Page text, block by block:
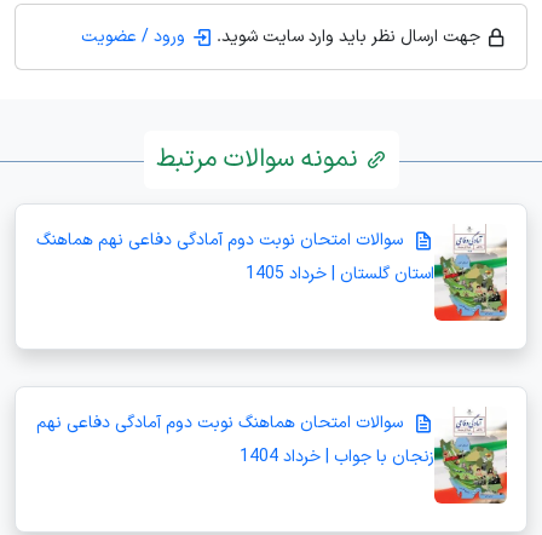
جهت ارسال نظر باید وارد سایت شوید. ورود / عضویت
نمونه سوالات مرتبط
سوالات امتحان نوبت دوم آمادگی دفاعی نهم هماهنگ
استان گلستان | خرداد 1405
سوالات امتحان هماهنگ نوبت دوم آمادگی دفاعی نهم
زنجان با جواب | خرداد 1404